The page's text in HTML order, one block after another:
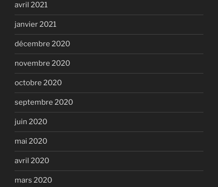
avril 2021
janvier 2021
décembre 2020
novembre 2020
octobre 2020
septembre 2020
juin 2020
mai 2020
avril 2020
mars 2020